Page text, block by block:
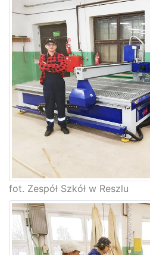
fot. Zespół Szkół w Reszlu